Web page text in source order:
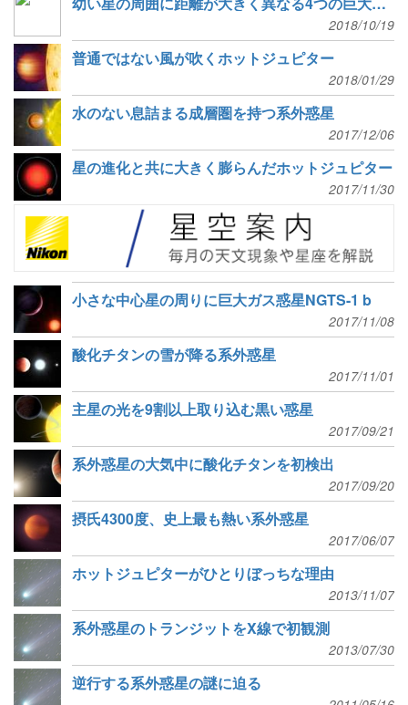
2018/10/19
普通ではない風が吹くホットジュピター
2018/01/29
水のない息詰まる成層圏を持つ系外惑星
2017/12/06
星の進化と共に大きく膨らんだホットジュピター
2017/11/30
小さな中心星の周りに巨大ガス惑星NGTS-1 b
2017/11/08
酸化チタンの雪が降る系外惑星
2017/11/01
主星の光を9割以上取り込む黒い惑星
2017/09/21
系外惑星の大気中に酸化チタンを初検出
2017/09/20
摂氏4300度、史上最も熱い系外惑星
2017/06/07
ホットジュピターがひとりぼっちな理由
2013/11/07
系外惑星のトランジットをX線で初観測
2013/07/30
逆行する系外惑星の謎に迫る